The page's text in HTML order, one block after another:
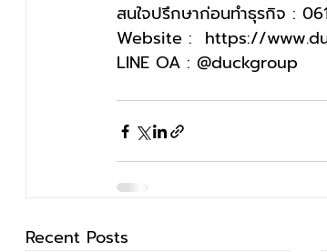
สนใจปรึกษาก่อนทำธุรกิจ :
Website : https://
LINE OA : @duckgroup
Recent Posts